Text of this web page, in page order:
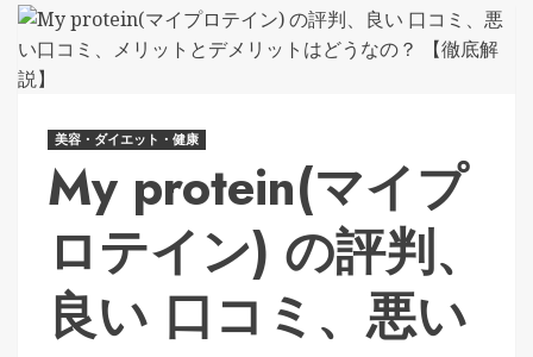
美容・ダイエット・健康
My protein(マイプ
ロテイン) の評判、
良い 口コミ、悪い